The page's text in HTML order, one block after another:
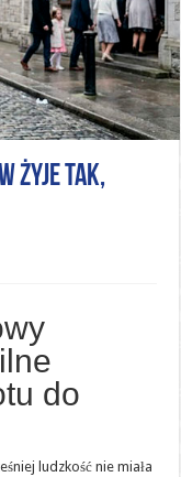
żyje tak,
do
ludzkość nie miała